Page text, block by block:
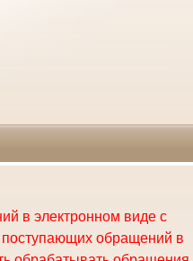
в электронном виде с
поступающих обращений в